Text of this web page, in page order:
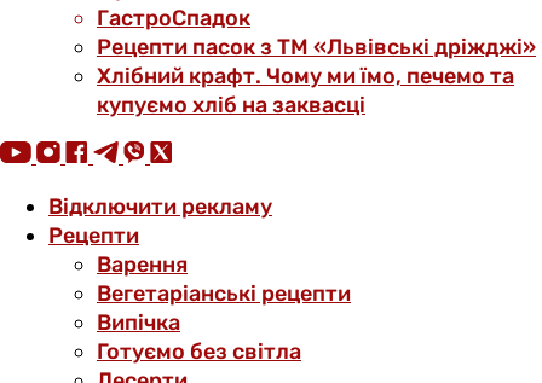
ГастроСпадок
Рецепти пасок з ТМ «Львівські дріжджі»
Хлібний крафт. Чому ми їмо, печемо та
купуємо хліб на заквасці
Відключити рекламу
Рецепти
Варення
Вегетаріанські рецепти
Випічка
Готуємо без світла